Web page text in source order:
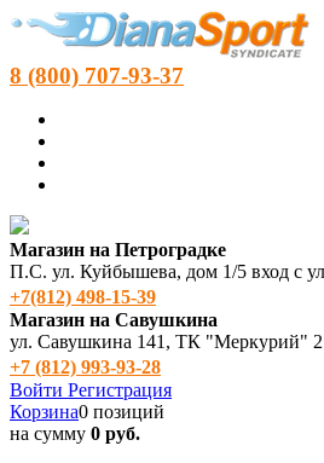
8 (800) 707-93-37
Магазин на Петроградке
П.С. ул. Куйбышева, дом 1/5 вход с
+7(812) 498‑15-39
Магазин на Савушкина
ул. Савушкина 141, ТК "Меркурий" 2
+7 (812) 993-93-28
Войти Регистрация
Корзина0 позиций
на сумму 0 руб.